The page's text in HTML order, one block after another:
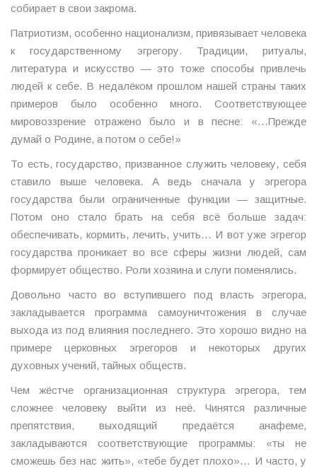
собирает в свои закрома.
Патриотизм, особенно национализм, привязывает человека
к государственному эгрегору. Традиции, ритуалы,
литература и искусство — это тоже способы привлечь
людей к себе. В недалёком прошлом нашей страны таких
примеров было особенно много. Соответствующее
мировоззрение отражено было и в песне: «…Прежде
думай о Родине, а потом о себе!»
То есть, государство, призванное служить человеку, себя
ставило выше человека. А ведь сначала у эгрегора
государства были ограниченные функции — защитные.
Потом оно стало брать на себя всё больше задач:
обеспечивать, кормить, лечить, учить… И вот уже эгрегор
государства проникает во все сферы жизни людей, сам
формирует общество. Роли хозяина и слуги поменялись.
Довольно часто во вступившего под власть эгрегора,
закладывается программа самоуничтожения в случае
выхода из под влияния последнего. Это хорошо видно на
примере церковных эгрегоров и некоторых других
духовных учений, тайных обществ.
Чем жёстче организационная структура эгрегора, тем
сложнее человеку выйти из неё. Чинятся различные
препятствия, выходящий предаётся анафеме,
закладываются соответствующие программы: «ты не
сможешь без нас жить», «тебе будет плохо»… И часто, у